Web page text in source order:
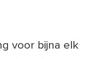
voor bijna elk